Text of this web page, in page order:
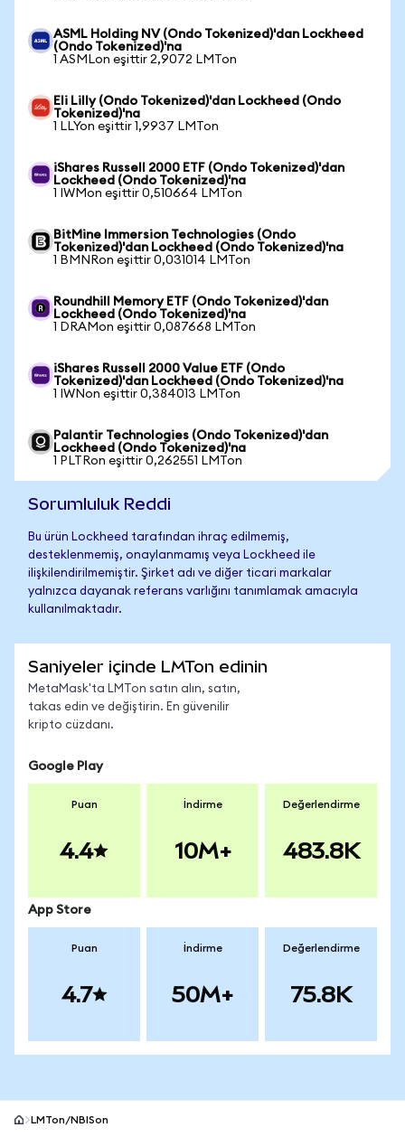
ASML Holding NV (Ondo Tokenized)'dan Lockheed
(Ondo Tokenized)'na
1 ASMLon eşittir 2,9072 LMTon
Eli Lilly (Ondo Tokenized)'dan Lockheed (Ondo
Tokenized)'na
1 LLYon eşittir 1,9937 LMTon
iShares Russell 2000 ETF (Ondo Tokenized)'dan
Lockheed (Ondo Tokenized)'na
1 IWMon eşittir 0,510664 LMTon
BitMine Immersion Technologies (Ondo
Tokenized)'dan Lockheed (Ondo Tokenized)'na
1 BMNRon eşittir 0,031014 LMTon
Roundhill Memory ETF (Ondo Tokenized)'dan
Lockheed (Ondo Tokenized)'na
1 DRAMon eşittir 0,087668 LMTon
iShares Russell 2000 Value ETF (Ondo
Tokenized)'dan Lockheed (Ondo Tokenized)'na
1 IWNon eşittir 0,384013 LMTon
Palantir Technologies (Ondo Tokenized)'dan
Lockheed (Ondo Tokenized)'na
1 PLTRon eşittir 0,262551 LMTon
Sorumluluk Reddi
Bu ürün Lockheed tarafından ihraç edilmemiş,
desteklenmemiş, onaylanmamış veya Lockheed ile
ilişkilendirilmemiştir. Şirket adı ve diğer ticari markalar
yalnızca dayanak referans varlığını tanımlamak amacıyla
kullanılmaktadır.
Saniyeler içinde LMTon edinin
MetaMask'ta LMTon satın alın, satın,
takas edin ve değiştirin. En güvenilir
kripto cüzdanı.
Google Play
Puan
4.4
İndirme
10M+
Değerlendirme
483.8K
App Store
Puan
4.7
İndirme
50M+
Değerlendirme
75.8K
LMTon/NBISon